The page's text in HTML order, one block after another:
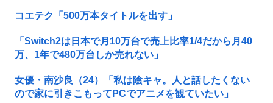
コエテク「500万本タイトルを出す」
「Switch2は日本で月10万台で売上比率1/4だから月40
万、1年で480万台しか売れない」
女優・南沙良（24）「私は陰キャ。人と話したくない
ので家に引きこもってPCでアニメを観ていたい」